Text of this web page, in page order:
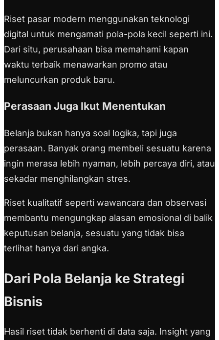
Riset pasar modern menggunakan teknologi
digital untuk mengamati pola-pola kecil seperti ini.
Dari situ, perusahaan bisa memahami kapan
waktu terbaik menawarkan promo atau
meluncurkan produk baru.
Perasaan Juga Ikut Menentukan
Belanja bukan hanya soal logika, tapi juga
perasaan. Banyak orang membeli sesuatu karena
ingin merasa lebih nyaman, lebih percaya diri, atau
sekadar menghilangkan stres.
Riset kualitatif seperti wawancara dan observasi
membantu mengungkap alasan emosional di balik
keputusan belanja, sesuatu yang tidak bisa
terlihat hanya dari angka.
Dari Pola Belanja ke Strategi
Bisnis
Hasil riset tidak berhenti di data saja. Insight yang